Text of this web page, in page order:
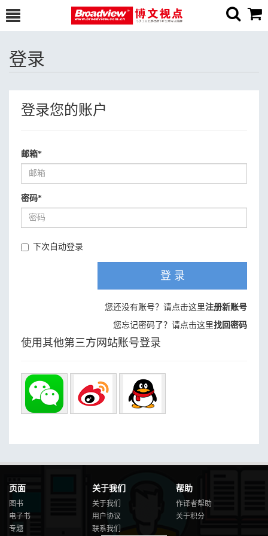
登录
登录您的账户
邮箱*
密码*
下次自动登录
登 录
您还没有账号？请点击这里注册新账号
您忘记密码了？请点击这里找回密码
使用其他第三方网站账号登录
页面
图书
电子书
专题
关于我们
关于我们
用户协议
联系我们
帮助
作译者帮助
关于积分